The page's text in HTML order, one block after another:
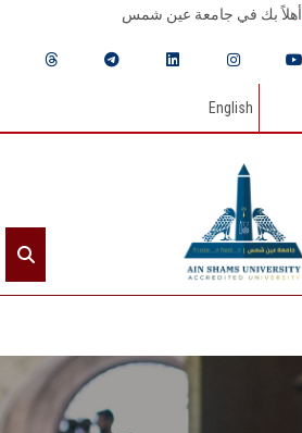
أهلاً بك في جامعة عين شمس
English
الرئيسيـة